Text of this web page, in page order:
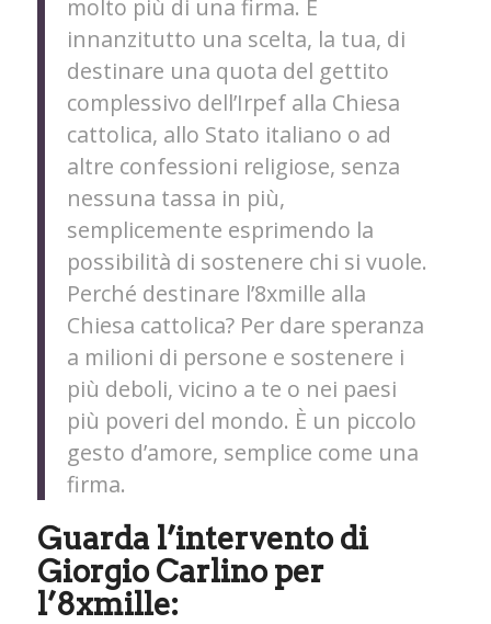
molto più di una firma. È
innanzitutto una scelta, la tua, di
destinare una quota del gettito
complessivo dell’Irpef alla Chiesa
cattolica, allo Stato italiano o ad
altre confessioni religiose, senza
nessuna tassa in più,
semplicemente esprimendo la
possibilità di sostenere chi si vuole.
Perché destinare l’8xmille alla
Chiesa cattolica? Per dare speranza
a milioni di persone e sostenere i
più deboli, vicino a te o nei paesi
più poveri del mondo. È un piccolo
gesto d’amore, semplice come una
firma.
Guarda l’intervento di
Giorgio Carlino per
l’8xmille: